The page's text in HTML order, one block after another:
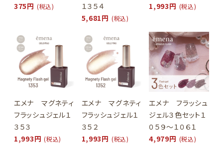
375円 (税込)
１３５４
5,681円 (税込)
1,993円 (税込)
エメナ マグネティ
フラッシュジェル１
３５３
1,993円 (税込)
エメナ マグネティ
フラッシュジェル１
３５２
1,993円 (税込)
エメナ フラッシュ
ジェル３色セット１
０５９～１０６１
4,979円 (税込)